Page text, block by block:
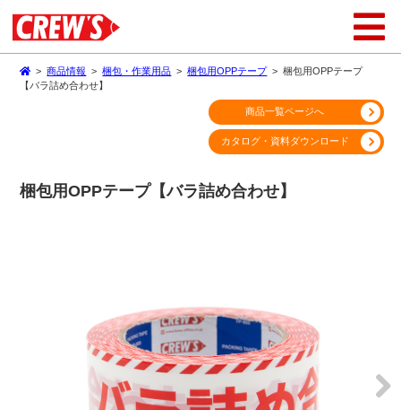
>商品情報 >梱包・作業用品 >梱包用OPPテープ>梱包用OPPテープ
【バラ詰め合わせ】
梱包用OPPテープ【バラ詰め合わせ】
商品一覧ページへ
カタログ・資料ダウンロード